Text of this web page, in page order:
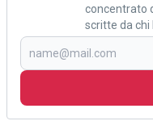
concentrato
scritte da chi